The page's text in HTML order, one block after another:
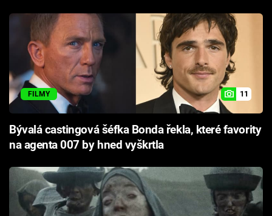
FILMY 11
Bývalá castingová šéfka Bonda řekla, které favority
na agenta 007 by hned vyškrtla